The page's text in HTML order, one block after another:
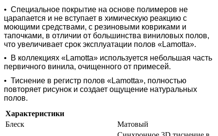
• Специальное покрытие на основе полимеров не
царапается и не вступает в химическую реакцию с
моющими средствами, с резиновыми ковриками и
тапочками, в отличии от большинства виниловых полов,
что увеличивает срок эксплуатации полов «Lamotta».
•
В коллекциях «Lamotta» используется небольшая часть
первичного винила, очищенного от примесей.
• Тиснение в регистр полов «Lamotta», полностью
повторяет рисунок и создает ощущение натуральных
полов.
Характеристики
Блеск
Матовый